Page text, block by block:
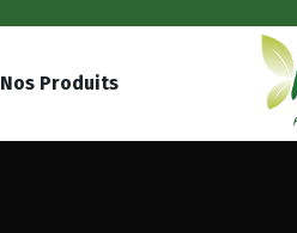
Nos Produits